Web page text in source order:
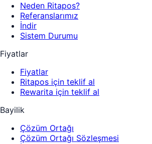
Neden Ritapos?
Referanslarımız
İndir
Sistem Durumu
Fiyatlar
Fiyatlar
Ritapos için teklif al
Rewarita için teklif al
Bayilik
Çözüm Ortağı
Çözüm Ortağı Sözleşmesi